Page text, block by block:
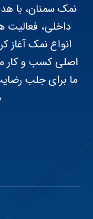
نمک سمنان، با
داخلی، فعالیت
انواع نمک آغاز
اصلی کسب و کار
ما برای جلب